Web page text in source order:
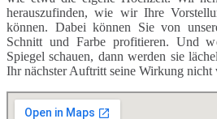
herauszufinden, wie wir Ihre
können. Dabei können Sie von
Schnitt und Farbe profitieren. Und
Spiegel schauen, dann werden sie
Ihr nächster Auftritt seine Wirkung nicht